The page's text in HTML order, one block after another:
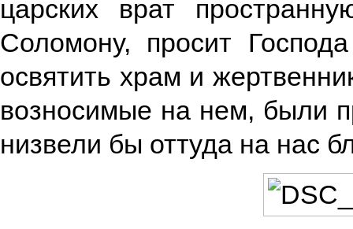
царских врат
Соломону, просит
освятить храм и
возносимые на нем, были
низвели бы оттуда на нас